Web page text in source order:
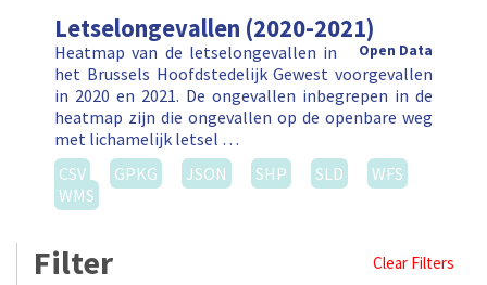
Letselongevallen (2020-2021)
Open Data
Heatmap van de letselongevallen in
het Brussels Hoofdstedelijk Gewest voorgevallen
in 2020 en 2021. De ongevallen inbegrepen in de
heatmap zijn die ongevallen op de openbare weg
met lichamelijk letsel …
CSV
GPKG JSON SHP SLD
WFS
WMS
Filter Clear Filters